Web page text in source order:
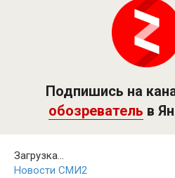
Подпишись на
обозреватель в
Загрузка...
Новости СМИ2